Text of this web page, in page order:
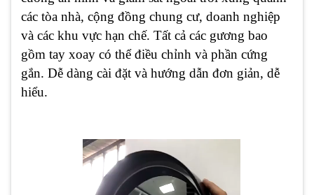
các tòa nhà, cộng đồng chung cư, doanh nghiệp
và các khu vực hạn chế. Tất cả các gương bao
gồm tay xoay có thể điều chỉnh và phần cứng
gắn. Dễ dàng cài đặt và hướng dẫn đơn giản, dễ
hiểu.